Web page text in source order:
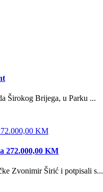
Širokog Brijega, u Parku ...
272.000,00 KM
Zvonimir Širić i potpisali s...